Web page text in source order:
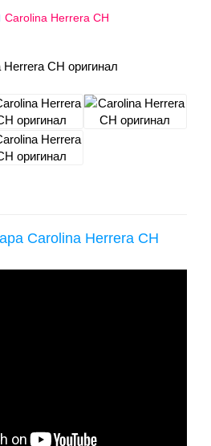
Carolina Herrera CH
Carolina Herrera CH